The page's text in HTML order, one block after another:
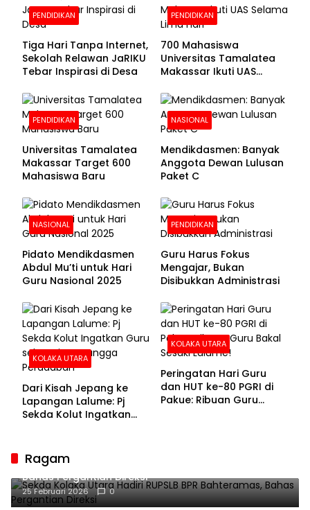
PENDIDIKAN
Tiga Hari Tanpa Internet,
Sekolah Relawan JaRIKU
Tebar Inspirasi di Desa
PENDIDIKAN
700 Mahasiswa
Universitas Tamalatea
Makassar Ikuti UAS
PENDIDIKAN
Universitas Tamalatea
Makassar Target 600
Mahasiswa Baru
NASIONAL
Mendikdasmen: Banyak
Anggota Dewan Lulusan
Paket C
NASIONAL
Pidato Mendikdasmen
Abdul Mu’ti untuk Hari
Guru Nasional 2025
PENDIDIKAN
Guru Harus Fokus
Mengajar, Bukan
Disibukkan Administrasi
KOLAKA UTARA
Dari Kisah Jepang ke
Lapangan Lalume: Pj
Sekda Kolut Ingatkan
KOLAKA UTARA
Peringatan Hari Guru
dan HUT ke-80 PGRI di
Pakue: Ribuan Guru
Ragam
Sekda Kolaka Utara Hadiri RUPSLB BPR Bahteramas,
Bahas Pergantian Direksi
25 Februari 2026 0